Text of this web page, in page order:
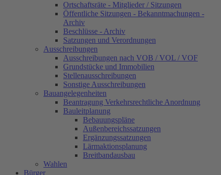
Ortschaftsräte - Mitglieder / Sitzungen
Öffentliche Sitzungen - Bekanntmachungen -
Archiv
Beschlüsse - Archiv
Satzungen und Verordnungen
Ausschreibungen
Ausschreibungen nach VOB / VOL / VOF
Grundstücke und Immobilien
Stellenausschreibungen
Sonstige Ausschreibungen
Bauangelegenheiten
Beantragung Verkehrsrechtliche Anordnung
Bauleitplanung
Bebauungspläne
Außenbereichssatzungen
Ergänzungssatzungen
Lärmaktionsplanung
Breitbandausbau
Wahlen
Bürger